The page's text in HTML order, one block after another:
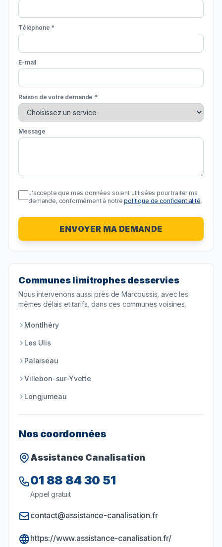
Téléphone *
E-mail
Raison de votre demande *
Message
J'accepte que mes données soient utilisées pour traiter ma
demande, conformément à notre politique de confidentialité.
ENVOYER MA DEMANDE
Communes limitrophes desservies
Nous intervenons aussi près deMarcoussis , avec les
mêmes délais et tarifs, dans ces communes voisines.
Montlhéry
Les Ulis
Palaiseau
Villebon-sur-Yvette
Longjumeau
Nos coordonnées
Assistance Canalisation
01 88 84 30 51
Appel gratuit
contact@assistance-canalisation.fr
https://www.assistance-canalisation.fr/